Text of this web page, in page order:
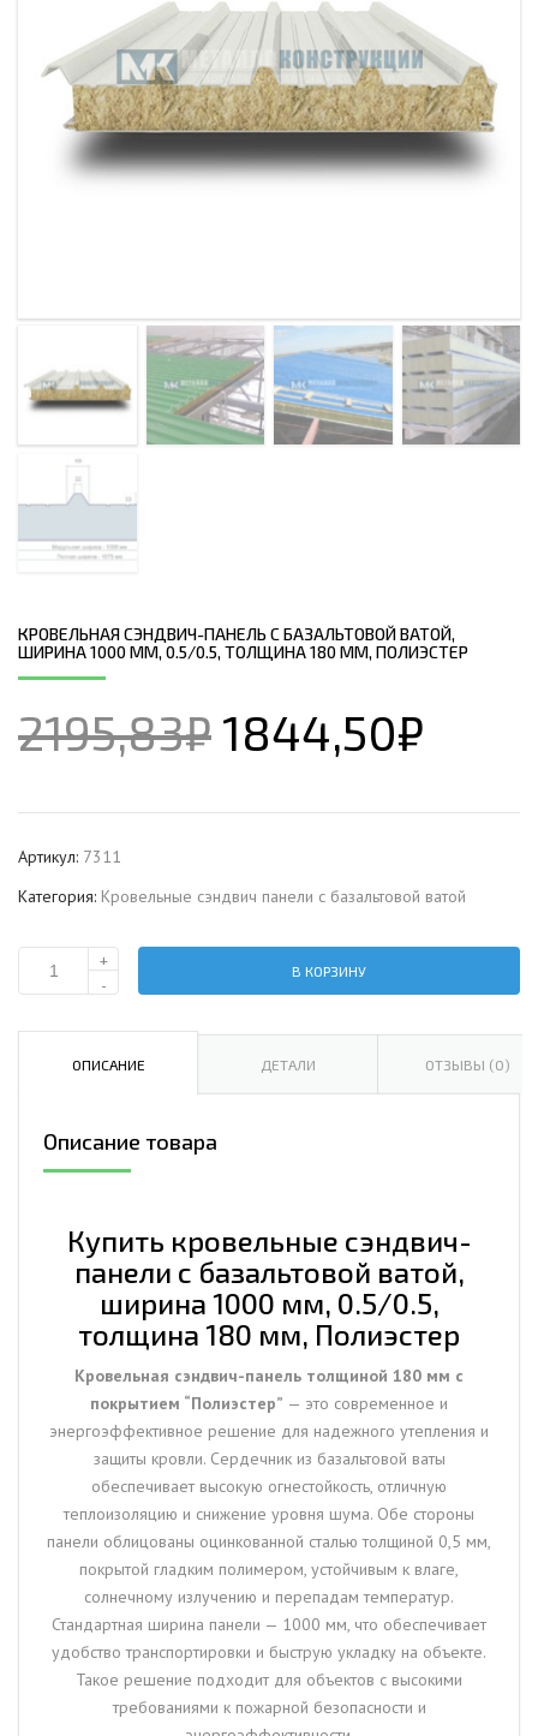
КРОВЕЛЬНАЯ СЭНДВИЧ-ПАНЕЛЬ С БАЗАЛЬТОВОЙ ВАТОЙ,
ШИРИНА 1000 ММ, 0.5/0.5, ТОЛЩИНА 180 ММ, ПОЛИЭСТЕР
2195,83₽ 1844,50₽
Артикул: 7311
Категория: Кровельные сэндвич панели c базальтовой ватой
Количество
сэндвич-
ватой,
ширина
0.5/0.5,
толщина
Полиэстер
+
-
В КОРЗИНУ
ОПИСАНИЕ ДЕТАЛИ ОТЗЫВЫ (0)
Описание товара
Купить кровельные сэндвич-
панели с базальтовой ватой,
ширина 1000 мм, 0.5/0.5,
толщина 180 мм, Полиэстер
Кровельная сэндвич-панель толщиной 180 мм с
покрытием “Полиэстер” — это современное и
энергоэффективное решение для надежного утепления и
защиты кровли. Сердечник из базальтовой ваты
обеспечивает высокую огнестойкость, отличную
теплоизоляцию и снижение уровня шума. Обе стороны
панели облицованы оцинкованной сталью толщиной 0,5 мм,
покрытой гладким полимером, устойчивым к влаге,
солнечному излучению и перепадам температур.
Стандартная ширина панели — 1000 мм, что обеспечивает
удобство транспортировки и быструю укладку на объекте.
Такое решение подходит для объектов с высокими
требованиями к пожарной безопасности и